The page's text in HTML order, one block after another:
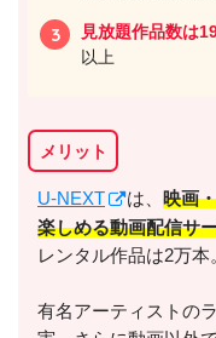
見放題作品数は
以上
メリット
U-NEXT は、 映画
楽しめる動画配信サ
レンタル作品は2万本
有名アーティストの